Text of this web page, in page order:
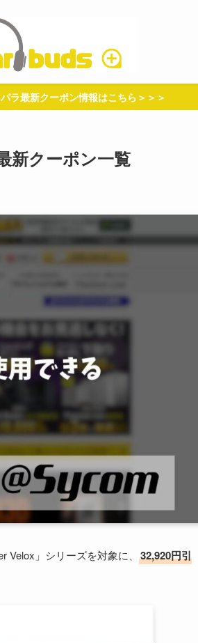
ラ最新クーポン情報はこちら＞＞＞
新クーポン一覧
」シリーズを対象に、 32,920円引